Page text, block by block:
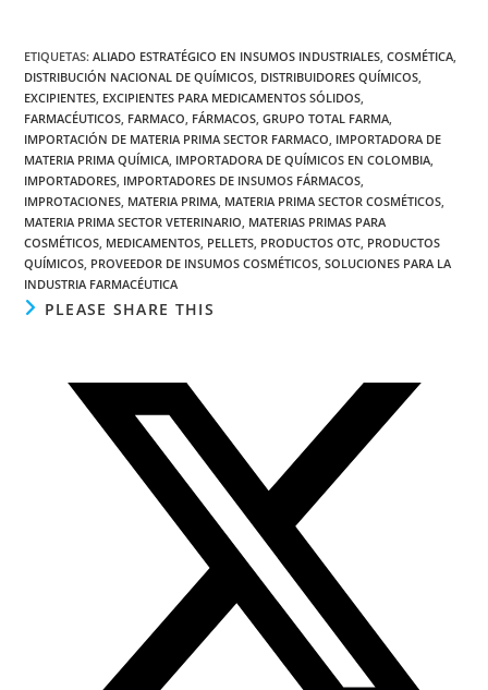
ETIQUETAS:ALIADO ESTRATÉGICO EN INSUMOS INDUSTRIALES, COSMÉTICA,
DISTRIBUCIÓN NACIONAL DE QUÍMICOS, DISTRIBUIDORES QUÍMICOS,
EXCIPIENTES, EXCIPIENTES PARA MEDICAMENTOS SÓLIDOS,
FARMACÉUTICOS, FARMACO, FÁRMACOS, GRUPO TOTAL FARMA,
IMPORTACIÓN DE MATERIA PRIMA SECTOR FARMACO, IMPORTADORA DE
MATERIA PRIMA QUÍMICA, IMPORTADORA DE QUÍMICOS EN COLOMBIA,
IMPORTADORES, IMPORTADORES DE INSUMOS FÁRMACOS,
IMPROTACIONES, MATERIA PRIMA, MATERIA PRIMA SECTOR COSMÉTICOS,
MATERIA PRIMA SECTOR VETERINARIO, MATERIAS PRIMAS PARA
COSMÉTICOS, MEDICAMENTOS, PELLETS, PRODUCTOS OTC, PRODUCTOS
QUÍMICOS, PROVEEDOR DE INSUMOS COSMÉTICOS, SOLUCIONES PARA LA
INDUSTRIA FARMACÉUTICA
PLEASE SHARE THIS